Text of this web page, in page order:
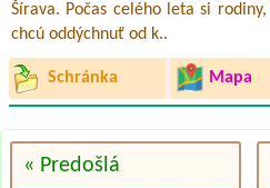
Šírava. Počas celého leta si
chcú oddýchnuť od k..
Schránka Mapa
« Predošlá